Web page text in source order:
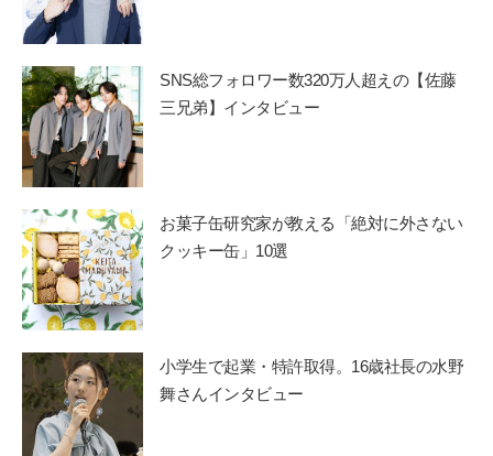
SNS総フォロワー数320万人超えの【佐藤
三兄弟】インタビュー
お菓子缶研究家が教える「絶対に外さない
クッキー缶」10選
小学生で起業・特許取得。16歳社長の水野
舞さんインタビュー